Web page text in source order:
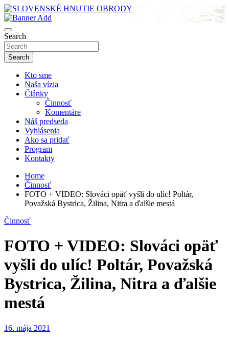
Skip
to
content
SLOVENSKÉ HNUTIE OBRODY
Search
Search
Kto sme
Naša vízia
Články
Činnosť
Komentáre
Náš predseda
Vyhlásenia
Ako sa pridať
Program
Kontakty
Home
Činnosť
FOTO + VIDEO: Slováci opäť vyšli do ulíc! Poltár,
Považská Bystrica, Žilina, Nitra a ďalšie mestá
Činnosť
FOTO + VIDEO: Slováci opäť
vyšli do ulíc! Poltár, Považská
Bystrica, Žilina, Nitra a ďalšie
mestá
16. mája 2021